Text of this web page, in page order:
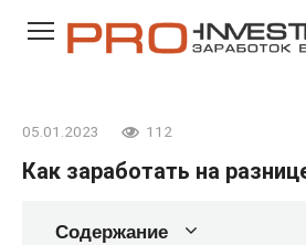
05.01.2023 112
Как заработать на
Содержание